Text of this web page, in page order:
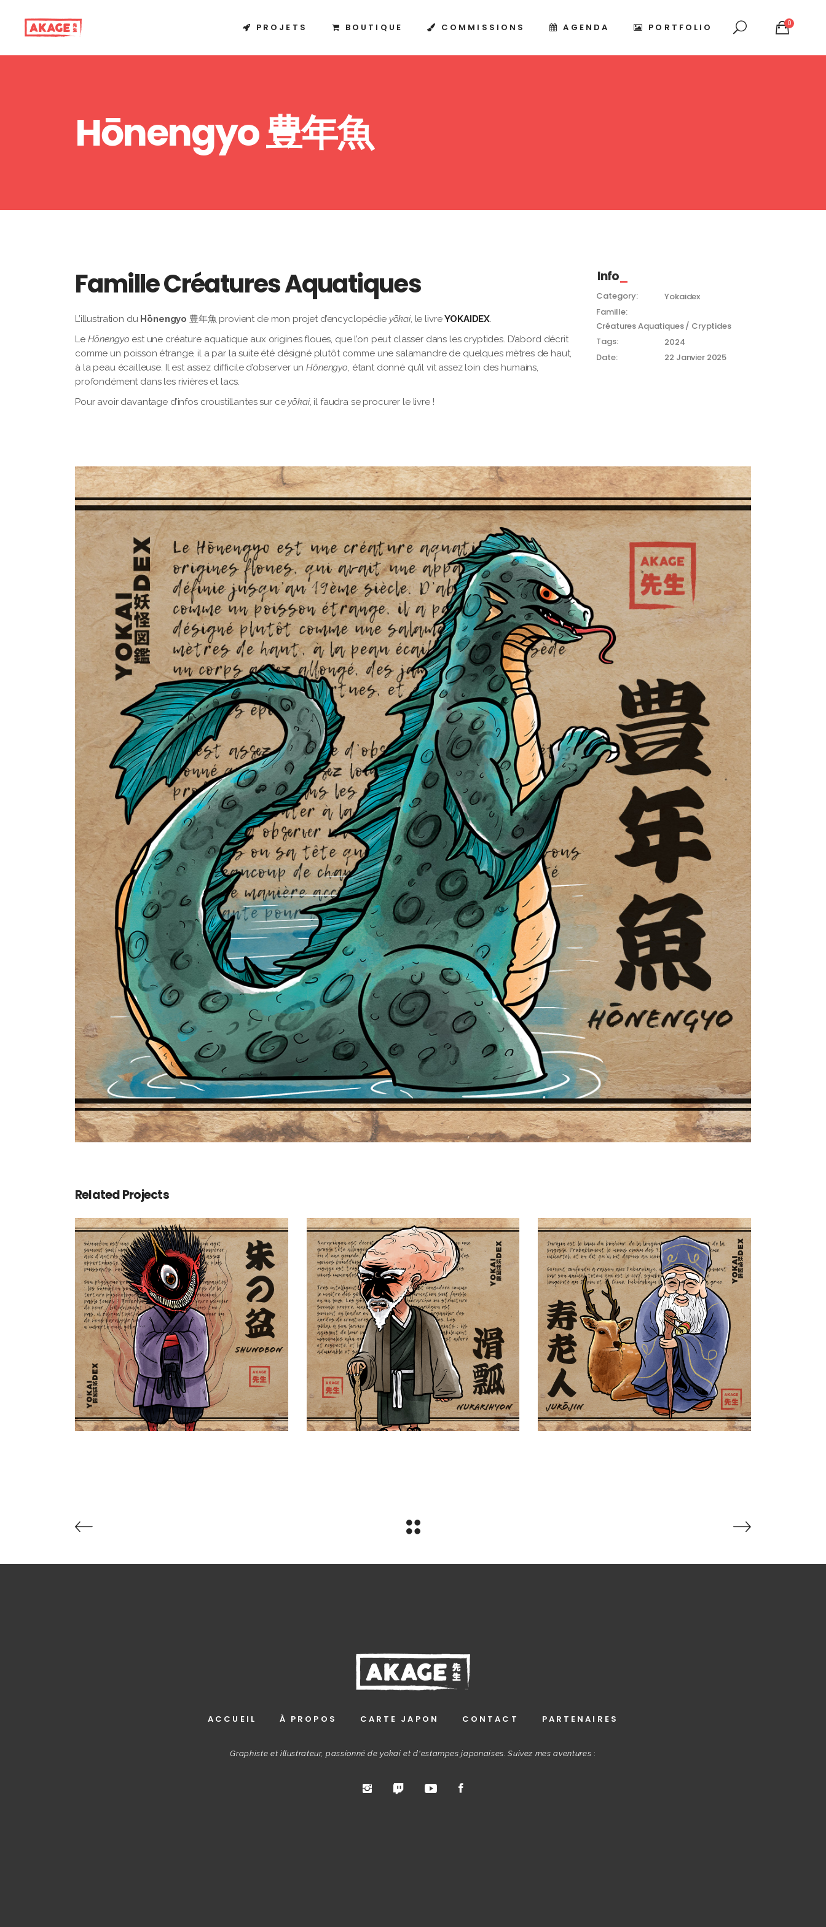
PROJETS BOUTIQUE COMMISSIONS AGENDA PORTFOLIO 0
Hōnengyo 豊年魚
Famille Créatures Aquatiques
L’illustration du Hōnengyo 豊年魚 provient de mon projet d’encyclopédie yōkai, le livreYOKAIDEX.
Le Hōnengyo est une créature aquatique aux origines floues, que l’on peut classer dans les cryptides. D’abord décrit
comme un poisson étrange, il a par la suite été désigné plutôt comme une salamandre de quelques mètres de haut,
à la peau écailleuse. Il est assez difficile d’observer unHōnengyo, étant donné qu’il vit assez loin des humains,
profondément dans les rivières et lacs.
Pour avoir davantage d’infos croustillantes sur ce yōkai, il faudra se procurer le livre !
Info
Category:
Yokaidex
Famille:
Créatures Aquatiques / Cryptides
Tags:
2024
Date:
22 Janvier 2025
Related Projects
Shunobon 朱の盆
Yokaidex
Nurarihyon 滑瓢
Yokaidex
Jurōjin 寿老人
Yokaidex
ACCUEIL À PROPOS CARTE JAPON CONTACT PARTENAIRES
Graphiste et illustrateur, passionné de yokai et d'estampes japonaises. Suivez mes aventures :